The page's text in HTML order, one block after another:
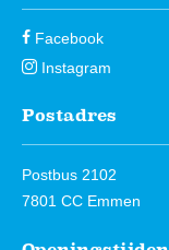
Facebook
Instagram
Postadres
Postbus 2102
7801 CC Emmen